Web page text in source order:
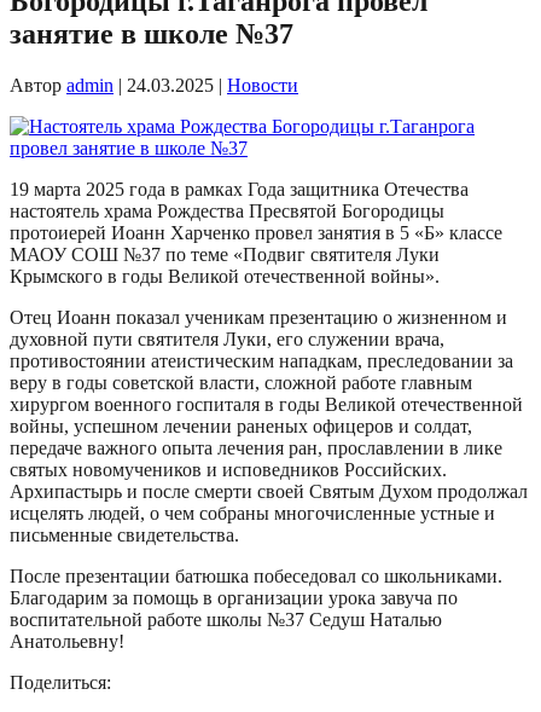
занятие в школе №37
Автор admin | 24.03.2025 | Новости
19 марта 2025 года в рамках Года защитника Отечества
настоятель храма Рождества Пресвятой Богородицы
протоиерей Иоанн Харченко провел занятия в 5 «Б» классе
МАОУ СОШ №37 по теме «Подвиг святителя Луки
Крымского в годы Великой отечественной войны».
Отец Иоанн показал ученикам презентацию о жизненном и
духовной пути святителя Луки, его служении врача,
противостоянии атеистическим нападкам, преследовании за
веру в годы советской власти, сложной работе главным
хирургом военного госпиталя в годы Великой отечественной
войны, успешном лечении раненых офицеров и солдат,
передаче важного опыта лечения ран, прославлении в лике
святых новомучеников и исповедников Российских.
Архипастырь и после смерти своей Святым Духом продолжал
исцелять людей, о чем собраны многочисленные устные и
письменные свидетельства.
После презентации батюшка побеседовал со школьниками.
Благодарим за помощь в организации урока завуча по
воспитательной работе школы №37 Седуш Наталью
Анатольевну!
Поделиться: